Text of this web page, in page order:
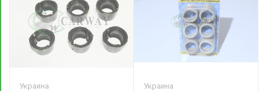
Украина
Украина